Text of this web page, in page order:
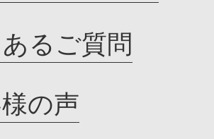
るご質問
の声